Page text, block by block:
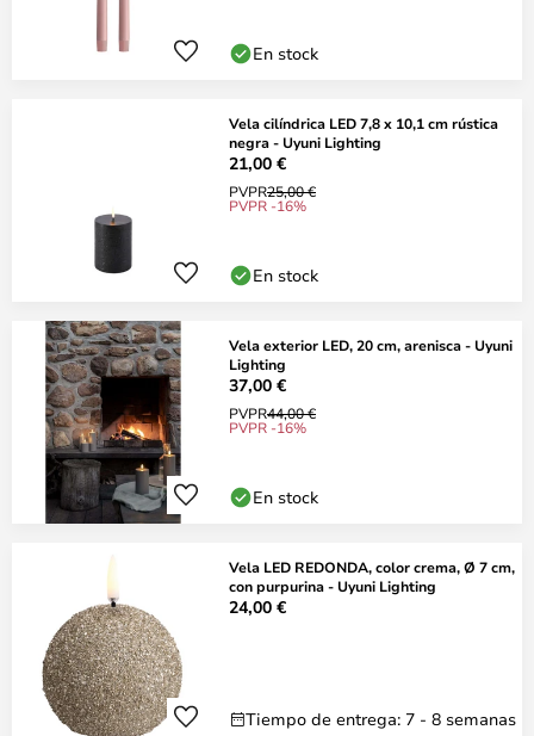
En stock
Vela cilíndrica LED 7,8 x 10,1 cm rústica
negra - Uyuni Lighting
21,00 €
PVPR25,00 €
PVPR -16%
En stock
Vela exterior LED, 20 cm, arenisca - Uyuni
Lighting
37,00 €
PVPR44,00 €
PVPR -16%
En stock
Vela LED REDONDA, color crema, Ø 7 cm,
con purpurina - Uyuni Lighting
24,00 €
Tiempo de entrega: 7 - 8 semanas